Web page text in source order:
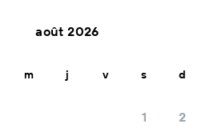
août 2026
m j v s d
1 2